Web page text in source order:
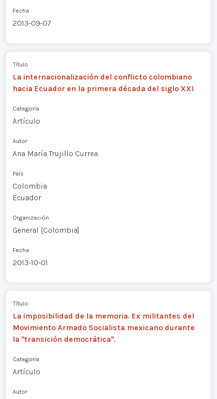
Fecha
2013-09-07
Título
La internacionalización del conflicto colombiano
hacia Ecuador en la primera década del siglo XXI
Categoría
Artículo
Autor
Ana María Trujillo Currea
País
Colombia
Ecuador
Organización
General [Colombia]
Fecha
2013-10-01
Título
La imposibilidad de la memoria. Ex militantes del
Movimiento Armado Socialista mexicano durante
la "transición democrática".
Categoría
Artículo
Autor